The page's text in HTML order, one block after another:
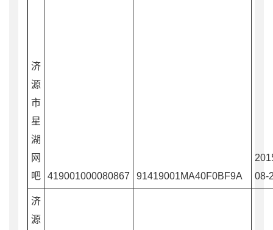
济
源
市
星
湖
网
吧
419001000080867 91419001MA40F0BF9A
08-
济
源